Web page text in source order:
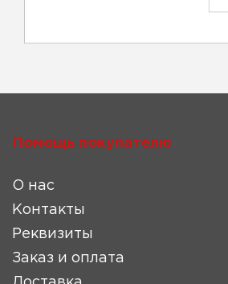
Помощь покупателю
О нас
Контакты
Реквизиты
Заказ и оплата